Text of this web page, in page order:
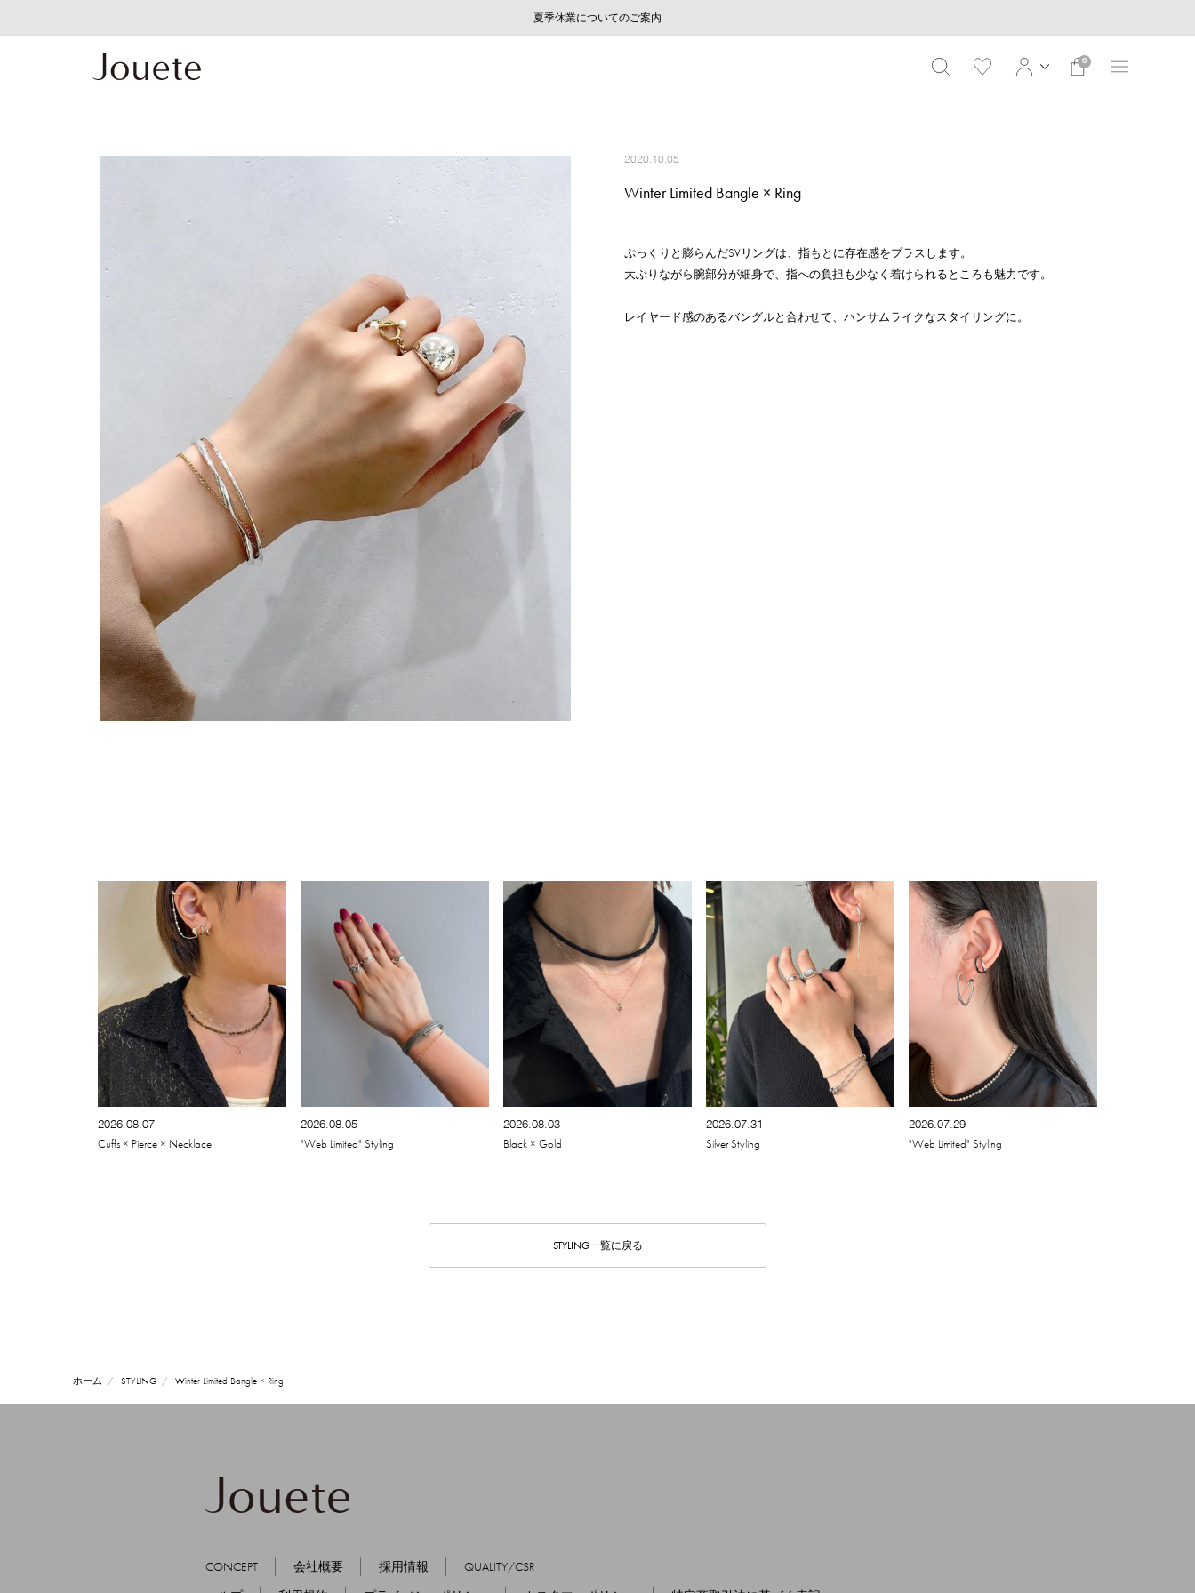
採用のご案内
ご注文いただいたお品物のお届け状況について
夏季休業についてのご案内
WEB LIMITED ITEMS >>
採用のご案内
ご注文いただいたお品物のお届け状況について
0
2020.10.05
Winter Limited Bangle × Ring
ぷっくりと膨らんだSVリングは、指もとに存在感をプラスします。
大ぶりながら腕部分が細身で、指への負担も少なく着けられるところも魅力です。
レイヤード感のあるバングルと合わせて、ハンサムライクなスタイリングに。
2026.08.07
Cuffs × Pierce × Necklace
2026.08.05
"Web Limited" Styling
2026.08.03
Black × Gold
2026.07.31
Silver Styling
2026.07.29
"Web Limited" Styling
STYLING一覧に戻る
ホーム STYLING Winter Limited Bangle × Ring
CONCEPT 会社概要 採用情報
QUALITY/CSR